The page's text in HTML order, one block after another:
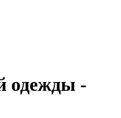
одежды -